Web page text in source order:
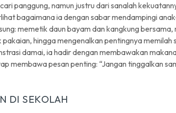
panggung, namun justru dari sanalah
bagaimana ia dengan sabar mendampingi
memetik daun bayam dan kangkung
hingga mengenalkan pentingnya memilah
damai, ia hadir dengan membawakan
membawa pesan penting: “Jangan tinggalkan
DI SEKOLAH